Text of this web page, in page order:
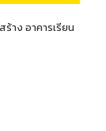
าง อาคารเรียน